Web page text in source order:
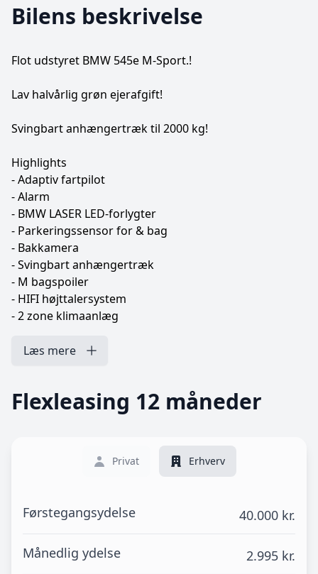
Bilens beskrivelse
Flot udstyret BMW 545e M-Sport.!
Lav halvårlig grøn ejerafgift!
Svingbart anhængertræk til 2000 kg!
Highlights
- Adaptiv fartpilot
- Alarm
- BMW LASER LED-forlygter
- Parkeringssensor for & bag
- Bakkamera
- Svingbart anhængertræk
- M bagspoiler
- HIFI højttalersystem
- 2 zone klimaanlæg
- Keyless start
- Nødbremse system
Vil tilbyder attraktiv finansiering med og uden
Mulighed for tilkøb af udvidet garanti 12, 24, 36 og 48
Læs mere
Flexleasing 12 måneder
Privat Erhverv
Førstegangsydelse 40.000 kr.
Månedlig ydelse 2.995 kr.